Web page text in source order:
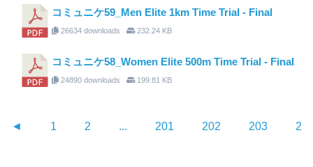
コミュニケ59_Men Elite 1km Time Trial - Final
26634 downloads 232.24 KB
コミュニケ58_Women Elite 500m Time Trial - Final
24890 downloads 199.81 KB
◄ 1 2 ... 201 202 203